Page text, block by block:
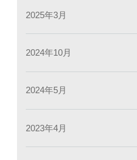
2025年3月
2024年10月
2024年5月
2023年4月